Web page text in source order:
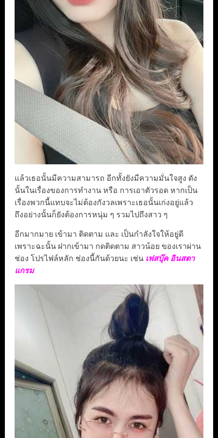
แล้วเธอนั้นมีความสามารถ อีกทั้งยังมีความมั่นใจสูง ดัง
นั้นในเรื่องของการทำงาน หรือ การเอาตัวรอด หากเป็น
เรื่องพวกนี้แทบจะไม่ต้องกังวลเพราะเธอนั้นเก่งอยู่แล้ว
ถึงอย่างนั้นก็ยังต้องการหนุ่ม ๆ รวมไปถึงสาว ๆ
อีกมากมาย เข้ามา ติดตาม และ เป็นกำลังใจให้อยู่ดี
เพราะฉะนั้น ฝากเข้ามา กดติดตาม สาวน้อย ของเราผ่าน
ช่อง โปรไฟล์หลัก ช่องนี้กันด้วยนะ เช่น เฟสบุ๊ค อินสตา
แกรม